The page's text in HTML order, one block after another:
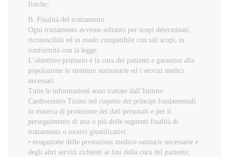
fisiche;
B. Finalità del trattamento
Ogni trattamento avviene soltanto per scopi determinati,
riconoscibili ed in modo compatibile con tali scopi, in
conformità con la legge.
L’obiettivo primario è la cura dei pazienti e garantire alla
popolazione le strutture stazionarie ed i servizi medici
necessari.
Tutte le informazioni sono trattate dall’Istituto
Cardiocentro Ticino nel rispetto dei principi fondamentali
in materia di protezione dei dati personali e per il
perseguimento di una o più delle seguenti finalità di
trattamento o motivi giustificativi:
• erogazione delle prestazioni medico-sanitarie necessarie e
degli altri servizi richiesti ai fini della cura del paziente;